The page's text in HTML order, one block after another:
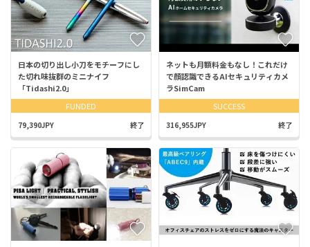
日本の切り出し小刀をモチーフにし
た切れ味抜群のミニナイフ
「Tidashi2.0」
FUNDED
79,390JPY 終了
ネットも月額料金もなし！これだけ
で顔認識できるAIセキュリティカメ
ラSimCam
SUCCESS
316,955JPY 終了